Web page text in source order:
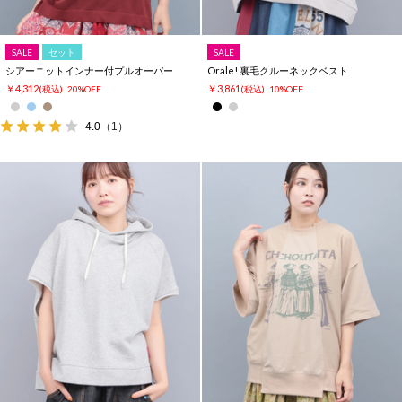
SALE セット
シアーニットインナー付プルオーバー
￥4,312(税込) 20%OFF
4.0 （1）
SALE
Orale! 裏毛クルーネックベスト
￥3,861 (税込) 10%OFF